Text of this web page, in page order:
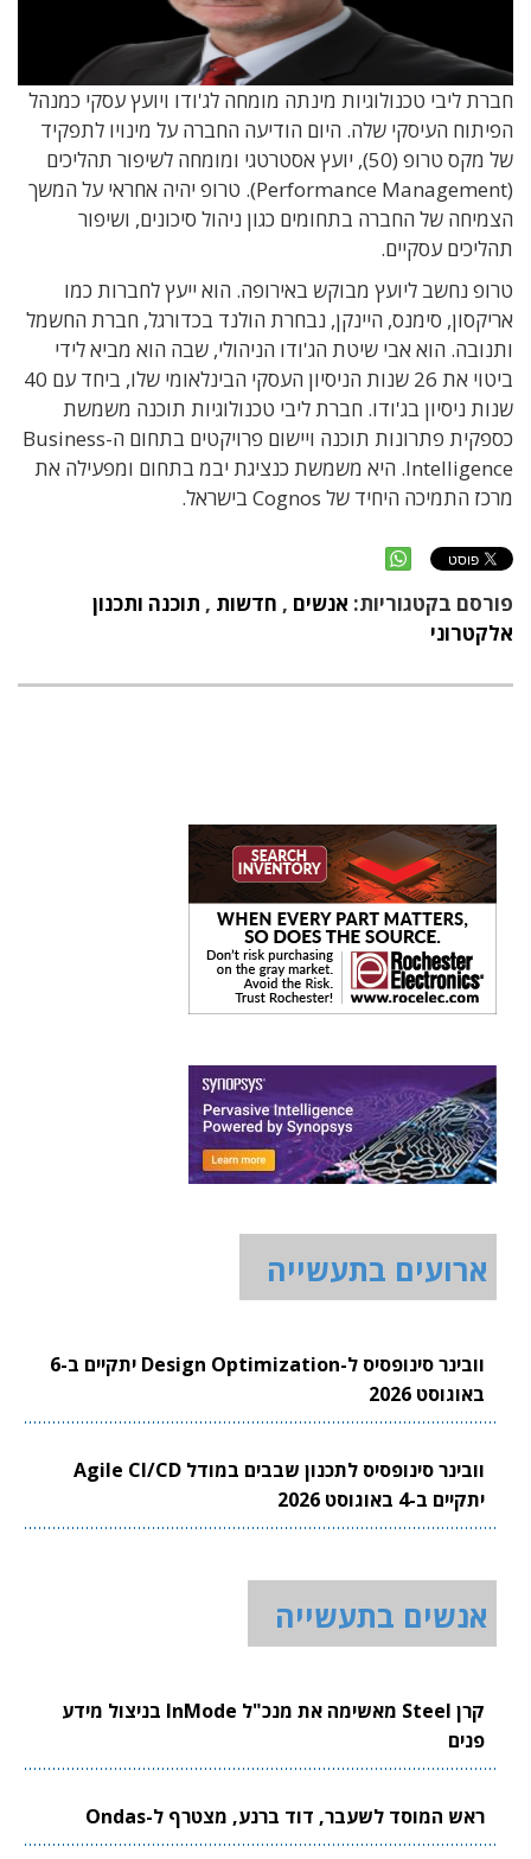
חברת ליבי טכנולוגיות מינתה מומחה לג'ודו ויועץ עסקי כמנהל
הפיתוח העיסקי שלה. היום הודיעה החברה על מינויו לתפקיד
של מקס טרופ (50), יועץ אסטרטגי ומומחה לשיפור תהליכים
(Performance Management). טרופ יהיה אחראי על המשך
הצמיחה של החברה בתחומים כגון ניהול סיכונים, ושיפור
תהליכים עסקיים.
טרופ נחשב ליועץ מבוקש באירופה. הוא ייעץ לחברות כמו
אריקסון, סימנס, היינקן, נבחרת הולנד בכדורגל, חברת החשמל
ותנובה. הוא אבי שיטת הג'ודו הניהולי, שבה הוא מביא לידי
ביטוי את 26 שנות הניסיון העסקי הבינלאומי שלו, ביחד עם 40
שנות ניסיון בג'ודו. חברת ליבי טכנולוגיות תוכנה משמשת
כספקית פתרונות תוכנה ויישום פרויקטים בתחום ה-Business
Intelligence. היא משמשת כנציגת יבמ בתחום ומפעילה את
מרכז התמיכה היחיד של Cognos בישראל.
פורסם בקטגוריות: אנשים , חדשות , תוכנה ותכנון
אלקטרוני
ארועים בתעשייה
וובינר סינופסיס ל-Design Optimization יתקיים ב-6
באוגוסט 2026
וובינר סינופסיס לתכנון שבבים במודל Agile CI/CD
יתקיים ב-4 באוגוסט 2026
אנשים בתעשייה
קרן Steel מאשימה את מנכ"ל InMode בניצול מידע
פנים
ראש המוסד לשעבר, דוד ברנע, מצטרף ל-Ondas